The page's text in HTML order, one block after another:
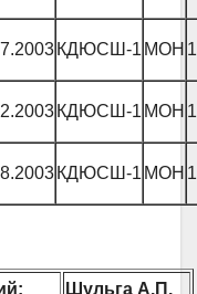
КДЮСШ-1 МОН
КДЮСШ-1 МОН
КДЮСШ-1 МОН
Шульга А.П.